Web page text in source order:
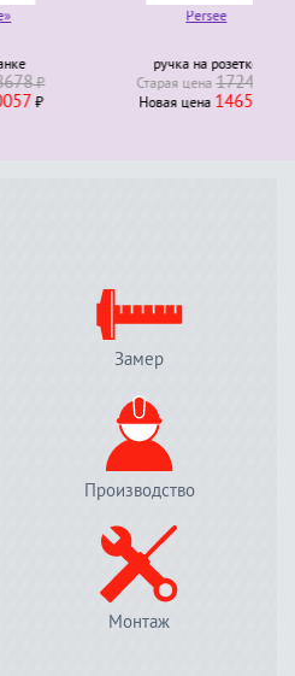
ручка на розетке
Старая ценa17241₽
Новая ценa14655 ₽
Замер
Производство
Монтаж